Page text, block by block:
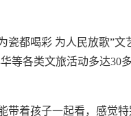
瓷都喝彩 为人民放歌”文
等各类文旅活动多达30
带着孩子一起看，感觉特